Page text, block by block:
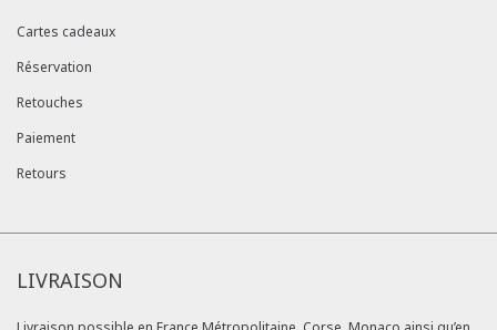
Cartes cadeaux
Réservation
Retouches
Paiement
Retours
LIVRAISON